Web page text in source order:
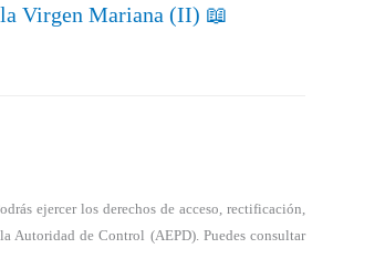
Virgen Mariana (II) 📖
ejercer los derechos de acceso, rectificación,
Autoridad de Control (AEPD). Puedes consultar